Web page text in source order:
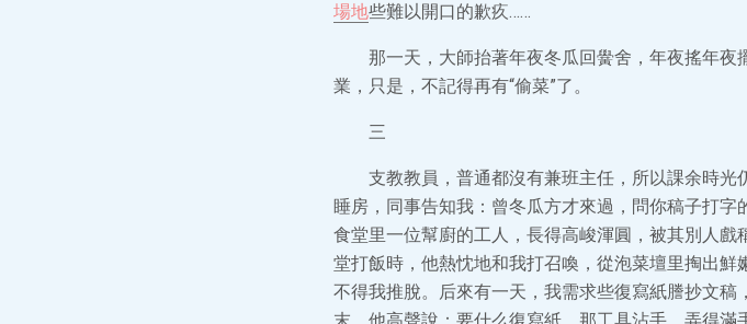
場地些難以開口的歉疚……
那一天，大師抬著年夜冬瓜回黌舍，年夜搖年
業，只是，不記得再有“偷菜”了。
三
支教教員，普通都沒有兼班主任，所以課余時
睡房，同事告知我：曾冬瓜方才來過，問你稿子打字
食堂里一位幫廚的工人，長得高峻渾圓，被其別人戲
堂打飯時，他熱忱地和我打召喚，從泡菜壇里掏出
不得我推脫。后來有一天，我需求些復寫紙謄抄文